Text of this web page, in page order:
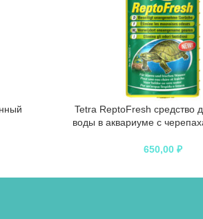
Tetra ReptoFresh средство
воды в аквариуме с
650,00₽